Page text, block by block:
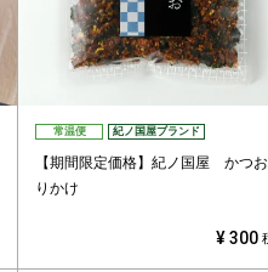
常温便 紀ノ国屋ブランド
【期間限定価格】紀ノ国屋 かつ
りかけ
¥ 300